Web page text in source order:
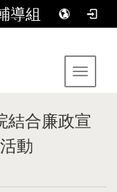
導組
Toggle
結合廉政宣
動